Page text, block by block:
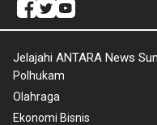
Jelajahi ANTARA News
Polhukam
Olahraga
Ekonomi Bisnis